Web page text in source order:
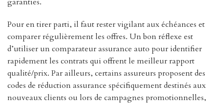
Pour en tirer parti, il faut rester vigilant aux échéances et
comparer régulièrement les offres. Un bon réflexe est
d’utiliser un comparateur assurance auto pour identifier
rapidement les contrats qui offrent le meilleur rapport
qualité/prix. Par ailleurs, certains assureurs proposent des
codes de réduction assurance spécifiquement destinés aux
nouveaux clients ou lors de campagnes promotionnelles,